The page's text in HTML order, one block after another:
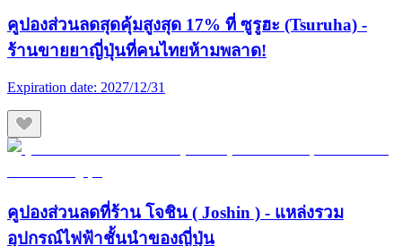
คูปองส่วนลดสุดคุ้มสูงสุด 17% ที่ ซูรูฮะ (Tsuruha) -
ร้านขายยาญี่ปุ่นที่คนไทยห้ามพลาด!
Expiration date: 2027/12/31
คูปองส่วนลดที่ร้าน โจชิน ( Joshin ) - แหล่งรวม
อุปกรณ์ไฟฟ้าชั้นนำของญี่ปุ่น